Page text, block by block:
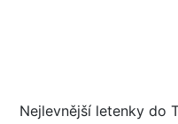
Nejlevnější letenky do